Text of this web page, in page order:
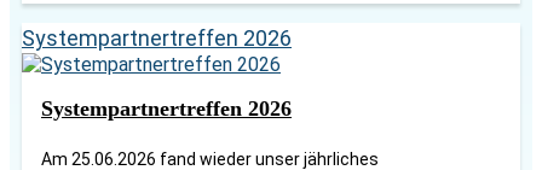
Systempartnertreffen 2026
Systempartnertreffen 2026
Am 25.06.2026 fand wieder unser jährliches